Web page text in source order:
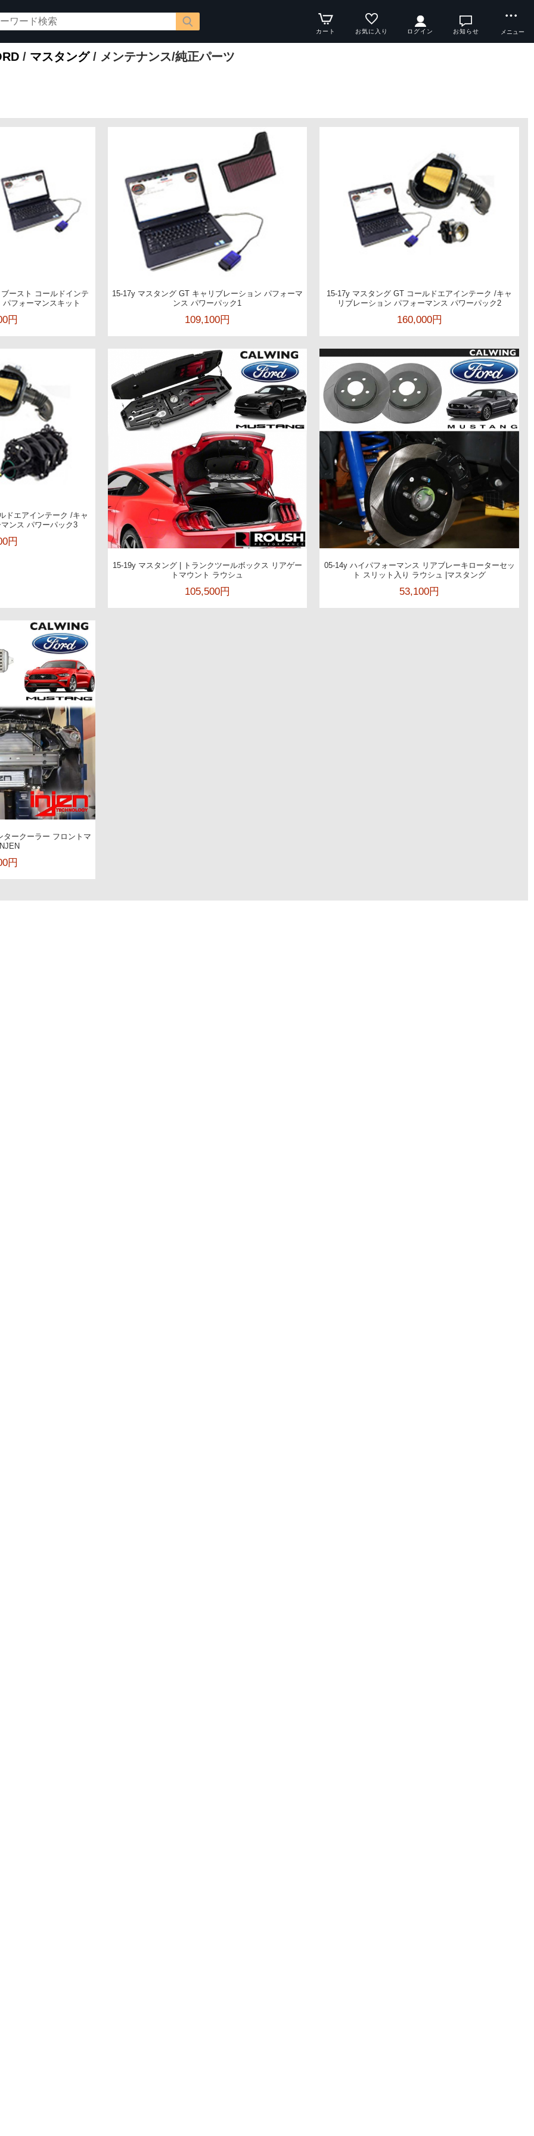
カート お気に入り ログイン お知らせ メニュー
/ マスタング/ メンテナンス/純正パーツ
ースト コールドインテ
フォーマンスキット
円
15-17y マスタング GT キャリブレーション パフォーマ
ンス パワーパック1
109,100円
15-17y マスタング GT コールドエアインテーク /キャ
リブレーション パフォーマンス パワーパック2
160,000円
ドエアインテーク /キャ
ンス パワーパック3
円
15-19y マスタング | トランクツールボックス リアゲー
トマウント ラウシュ
105,500円
05-14y ハイパフォーマンス リアブレーキローターセッ
ト スリット入り ラウシュ |マスタング
53,100円
ークーラー フロントマ
円